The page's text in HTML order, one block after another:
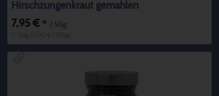
Hirschzungenkraut gemahlen
7,95 € * / 50g